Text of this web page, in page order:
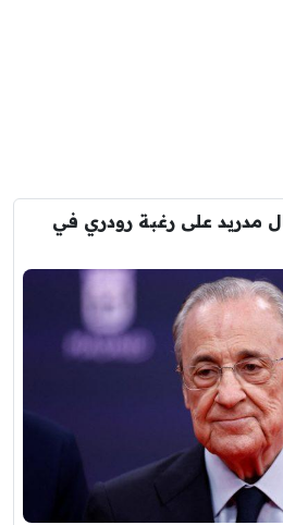
مدريد على رغبة رودري في